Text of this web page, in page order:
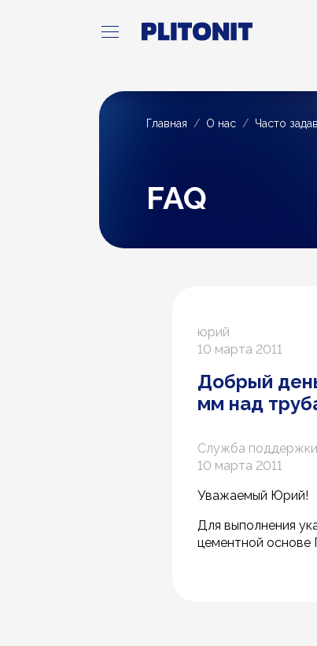
Главная О нас Часто
FAQ
юрий
10 марта 2011
Добрый
мм над
Служба
10 марта 2011
Уважаемый Юрий!
Для выполнения
цементной